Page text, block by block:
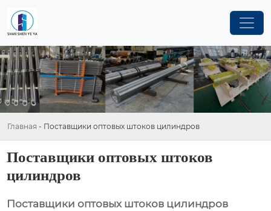
Главная - Поставщики оптовых штоков цилиндров
Поставщики оптовых штоков
цилиндров
Поставщики оптовых штоков цилиндров